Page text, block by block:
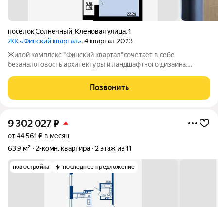
посёлок Солнечный, Кленовая улица,1
ЖК «Финский квартал», 4 квартал 2023
Жилой комплекс "Финский квартал"сочетает в себе
безаналоговость архитектуры и ландшафтного дизайна,
территория ЖК закрыта,- комплекс реализуется в концепции
«двор без машин». -Собственный сквер,
Позвонить
9 302 027₽
от 44 561 ₽ в месяц
63,9 м²
2-комн. квартира 2 этаж из 11
новостройка последнее предложение